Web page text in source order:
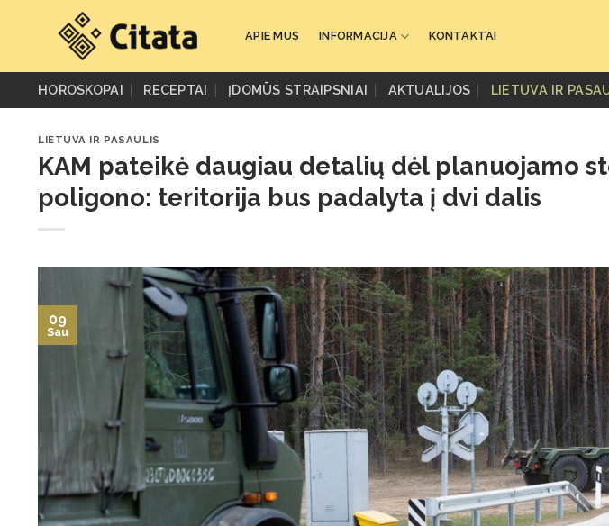
APIE MUS INFORMACIJA KONTAKTAI
HOROSKOPAI RECEPTAI ĮDOMŪS STRAIPSNIAI AKTUALIJOS LIETUVA IR
LIETUVA IR PASAULIS
KAM pateikė daugiau detalių dėl planuojamo
poligono: teritorija bus padalyta į dvi dalis
09
Sau